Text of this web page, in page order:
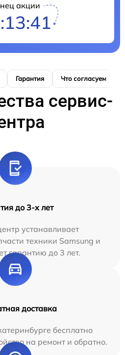
акции
Гарантия Что согласуем
сервис-
до 3-х лет
устанавливает
техники Samsung и
гарантию до 3 лет.
доставка
бесплатно
на ремонт и обратно.